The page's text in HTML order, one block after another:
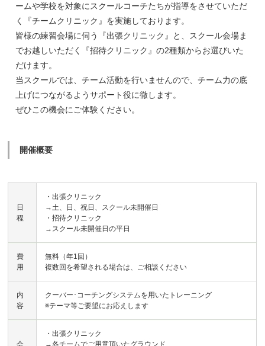
ームや学校を対象にスクールコーチたちが指導をさせていただ
く『チームクリニック』を実施しております。
皆様の練習会場に伺う『出張クリニック』と、スクール会場ま
でお越しいただく『招待クリニック』の2種類からお選びいた
だけます。
当スクールでは、チーム活動を行いませんので、チーム力の底
上げにつながるようサポート役に徹します。
ぜひこの機会にご体験ください。
開催概要
日
程
・出張クリニック
→土、日、祝日、スクール未開催日
・招待クリニック
→スクール未開催日の平日
費
用
無料（年1回）
複数回を希望される場合は、ご相談ください
内
容
クーバー･コーチングシステムを用いたトレーニング
※テーマ等ご要望にお応えします
会
・出張クリニック
→各チームでご用意頂いたグラウンド